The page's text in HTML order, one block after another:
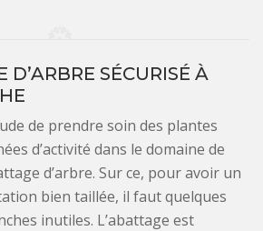
SÉCURISÉ À
de prendre soin des plantes
d’activité dans le domaine de
d’arbre. Sur ce, pour avoir un
bien taillée, il faut quelques
inutiles. L’abattage est